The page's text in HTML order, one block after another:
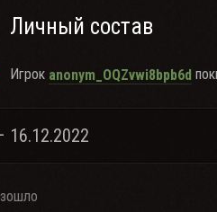
Личный состав
Игрок anonym_OQZvwi8bpb6d
16.12.2022